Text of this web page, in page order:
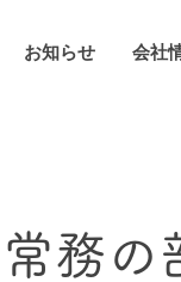
お知らせ 会社
務